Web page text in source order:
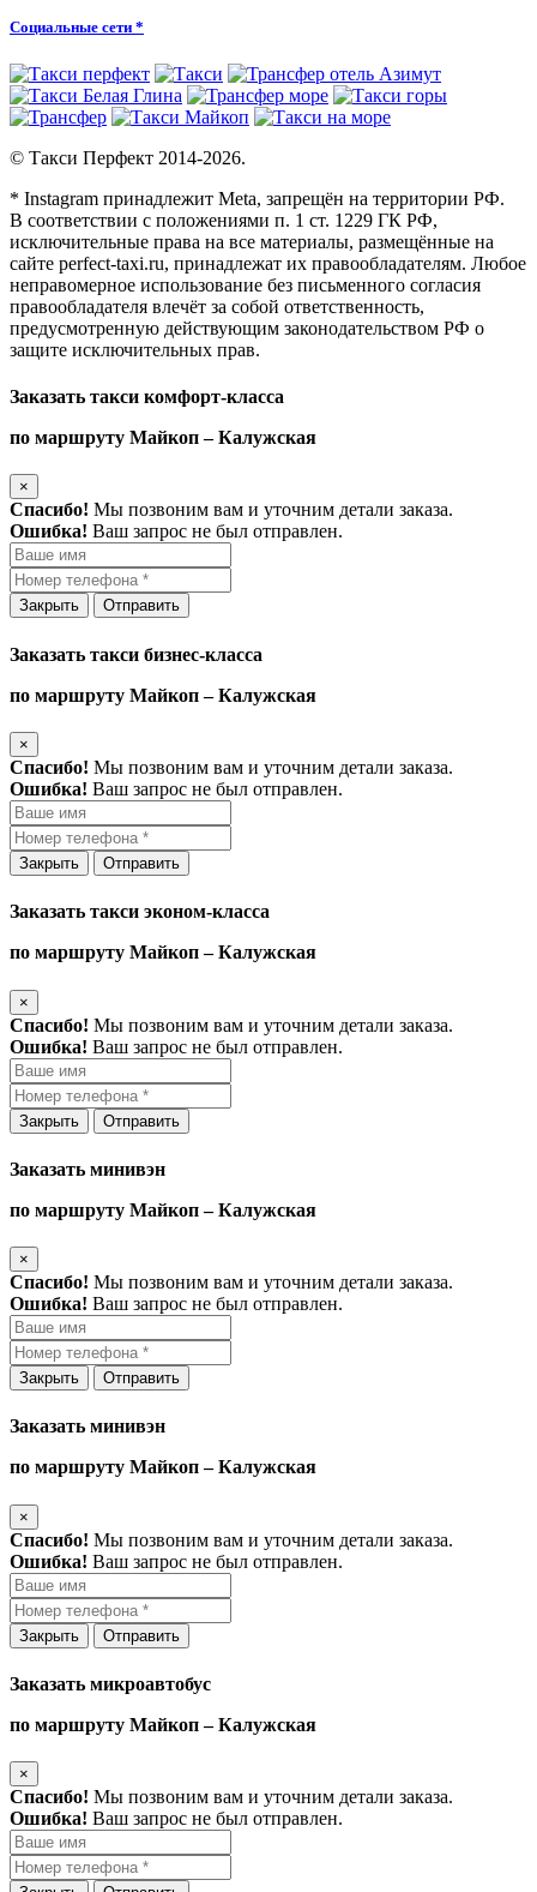
Социальные сети *
© Такси Перфект 2014-2026.
* Instagram принадлежит Meta, запрещён на территории РФ.
В соответствии с положениями п. 1 ст. 1229 ГК РФ,
исключительные права на все материалы, размещённые на
сайте perfect-taxi.ru, принадлежат их правообладателям. Любое
неправомерное использование без письменного согласия
правообладателя влечёт за собой ответственность,
предусмотренную действующим законодательством РФ о
защите исключительных прав.
Заказать такси комфорт-класса
по маршруту Майкоп – Калужская
×
Спасибо! Мы позвоним вам и уточним детали заказа.
Ошибка! Ваш запрос не был отправлен.
Закрыть Отправить
Заказать такси бизнес-класса
по маршруту Майкоп – Калужская
×
Спасибо! Мы позвоним вам и уточним детали заказа.
Ошибка! Ваш запрос не был отправлен.
Закрыть Отправить
Заказать такси эконом-класса
по маршруту Майкоп – Калужская
×
Спасибо! Мы позвоним вам и уточним детали заказа.
Ошибка! Ваш запрос не был отправлен.
Закрыть Отправить
Заказать минивэн
по маршруту Майкоп – Калужская
×
Спасибо! Мы позвоним вам и уточним детали заказа.
Ошибка! Ваш запрос не был отправлен.
Закрыть Отправить
Заказать минивэн
по маршруту Майкоп – Калужская
×
Спасибо! Мы позвоним вам и уточним детали заказа.
Ошибка! Ваш запрос не был отправлен.
Закрыть Отправить
Заказать микроавтобус
по маршруту Майкоп – Калужская
×
Спасибо! Мы позвоним вам и уточним детали заказа.
Ошибка! Ваш запрос не был отправлен.